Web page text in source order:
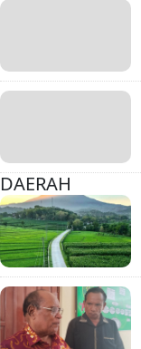
DAERAH